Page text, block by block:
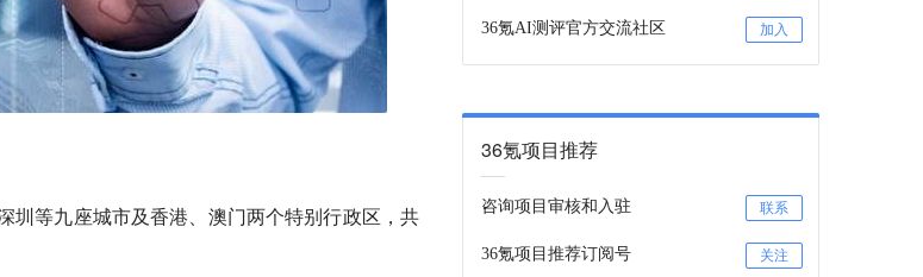
圳等九座城市及香港、澳门两个特别行政区，共
36氪AI测评官方交流社区 加入
36氪项目推荐
咨询项目审核和入驻 联系
36氪项目推荐订阅号 关注